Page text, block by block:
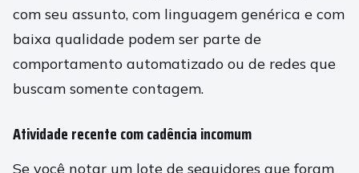
com seu assunto, com linguagem genérica e com
baixa qualidade podem ser parte de
comportamento automatizado ou de redes que
buscam somente contagem.
Atividade recente com cadência incomum
Se você notar um lote de seguidores que foram